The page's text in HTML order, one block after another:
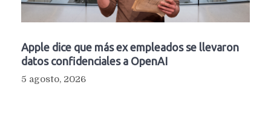
Apple dice que más ex empleados se llevaron
datos confidenciales a OpenAI
5 agosto, 2026